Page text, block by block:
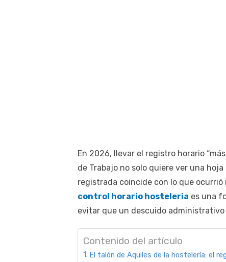
En 2026, llevar el registro horario
de Trabajo no solo quiere ver una
registrada coincide con lo que
control horario hosteleria es una
evitar que un descuido
Contenido del artículo
El talón de Aquiles de la hostelería: el